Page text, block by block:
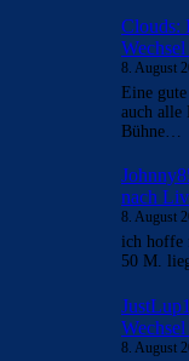
Clouds:
8. August
Eine
auch alle
Bühne…
nach
8. August
ich hoffe
50 M.
8. August